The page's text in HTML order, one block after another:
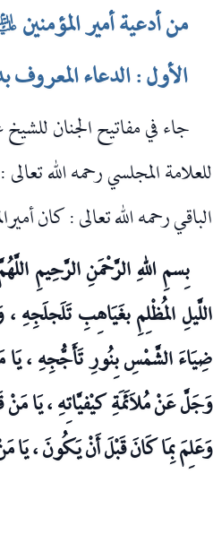
من أدعية أمير المؤمنين
الأول : الدعاء المعروف
الباقي رحمه الله تعالى : كان
بِسمِ اللهِ الرَّحْمَنِ الرَّحِيمِ
اللَّيلِ المُظْلِمِ بغَيَاهِبِ
ضِيَاءَ الشَّمْسِ بِنُورِ تَأَجُّجِهِ ، يَا
وَجَلَّ عَنْ مُلاَئَمَةِ كيْفيَّاتِهِ ، يَا
وَعَلِمَ بِمَا كَانَ قَبْلَ أَنْ يَكُونَ ، يَا